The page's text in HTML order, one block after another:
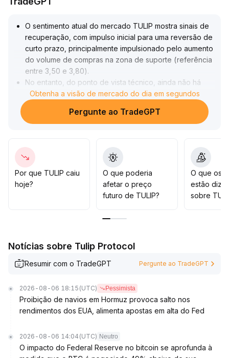
O sentimento atual do mercado TULIP mostra sinais de
recuperação, com impulso inicial para uma reversão de
curto prazo, principalmente impulsionado pelo aumento
do volume de compras na zona de suporte (referência
entre 3,50 e 3,80).
No entanto, do ponto de vista técnico, ainda não há
uma sequência clara de topos e fundos ascendentes,
nem uma quebra da resistência importante (como
4,20), indicando sinais insuficientes de reversão da
volume e preço, bem como a efetividade da zona de
suporte no curto prazo
No médio prazo, ainda é necessário aguardar uma
validação adicional dos fundamentos do projeto e do
de risco, evitando aumentar a alocação de forma
Obtenha a visão de mercado do dia em segundos
Pergunte ao TradeGPT
Por que TULIP caiu
hoje?
O que poderia
afetar o preço
futuro de TULIP?
O que os
estão
sobre
Notícias sobre Tulip Protocol
Resumir com o TradeGPT Pergunte ao TradeGPT
2026-08-06 18:15 (UTC) Pessimista
Proibição de navios em Hormuz provoca salto nos
rendimentos dos EUA, alimenta apostas em alta do Fed
2026-08-06 14:04 (UTC) Neutro
O impacto do Federal Reserve no bitcoin se aprofunda à